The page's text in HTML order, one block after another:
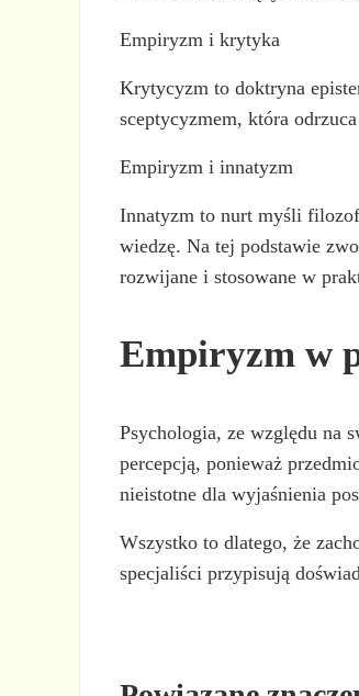
Empiryzm i krytyka
Krytycyzm to doktryna
sceptycyzmem, która
Empiryzm i innatyzm
Innatyzm to nurt myśli
wiedzę. Na tej podstawie
rozwijane i stosowane w
Empiryzm w
Psychologia, ze względu na
percepcją, ponieważ
nieistotne dla wyjaśnienia
Wszystko to dlatego, że
specjaliści przypisują